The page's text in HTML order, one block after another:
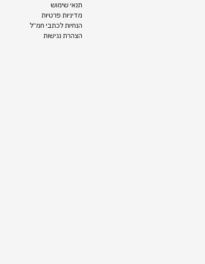
תנאי שימוש
מדיניות פרטיות
הנחיות לכתבי חמ״ל
הצהרת נגישות